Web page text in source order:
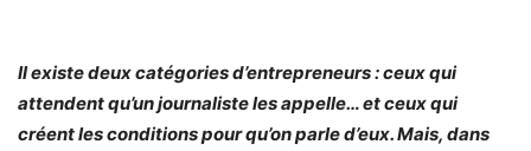
Il existe deux catégories d’entrepreneurs : ceux qui
attendent qu’un journaliste les appelle… et ceux qui
créent les conditions pour qu’on parle d’eux. Mais, dans